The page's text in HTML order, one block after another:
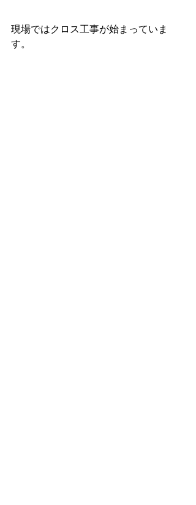
現場ではクロス工事が始まっていま
す。